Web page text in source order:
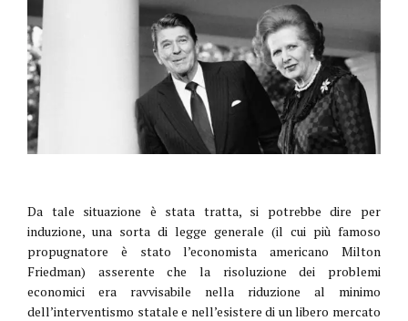
Da tale situazione è stata tratta, si potrebbe dire per
induzione, una sorta di legge generale (il cui più famoso
propugnatore è stato l’economista americano Milton
Friedman) asserente che la risoluzione dei problemi
economici era ravvisabile nella riduzione al minimo
dell’interventismo statale e nell’esistere di un libero mercato